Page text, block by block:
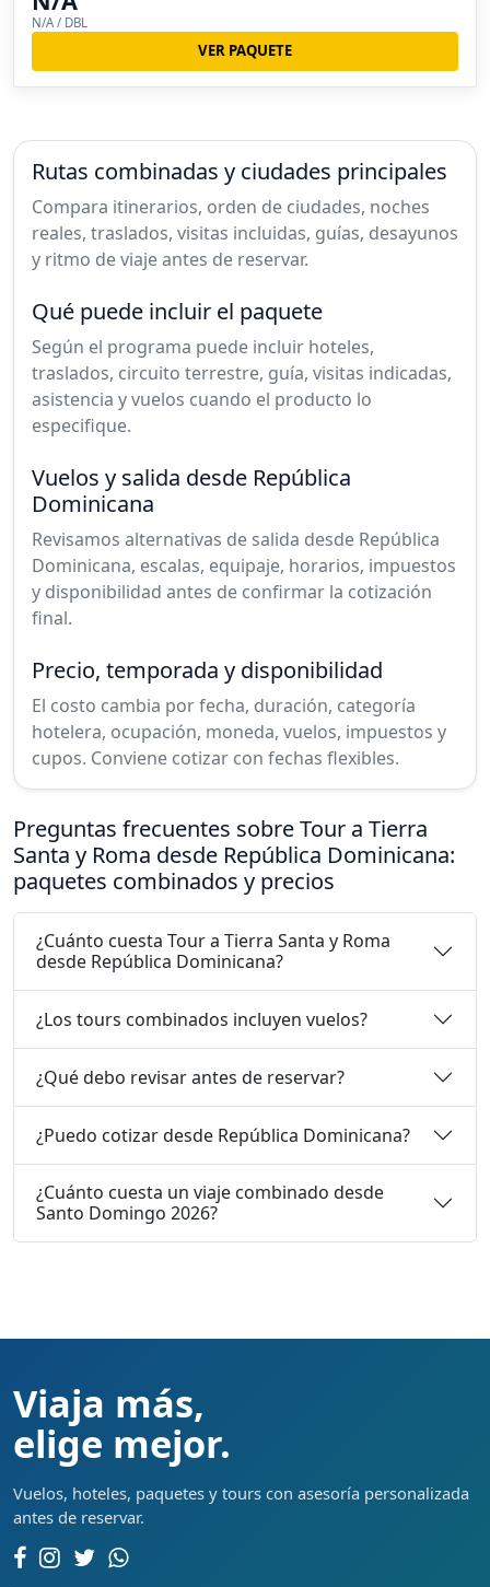
N/A / DBL
VER PAQUETE
Rutas combinadas y ciudades principales
Compara itinerarios, orden de ciudades, noches
reales, traslados, visitas incluidas, guías, desayunos
y ritmo de viaje antes de reservar.
Qué puede incluir el paquete
Según el programa puede incluir hoteles,
traslados, circuito terrestre, guía, visitas indicadas,
asistencia y vuelos cuando el producto lo
especifique.
Vuelos y salida desde República
Dominicana
Revisamos alternativas de salida desde República
Dominicana, escalas, equipaje, horarios, impuestos
y disponibilidad antes de confirmar la cotización
final.
Precio, temporada y disponibilidad
El costo cambia por fecha, duración, categoría
hotelera, ocupación, moneda, vuelos, impuestos y
cupos. Conviene cotizar con fechas flexibles.
Preguntas frecuentes sobre Tour a Tierra
Santa y Roma desde República Dominicana:
paquetes combinados y precios
¿Cuánto cuesta Tour a Tierra Santa y Roma
desde República Dominicana?
¿Los tours combinados incluyen vuelos?
¿Qué debo revisar antes de reservar?
¿Puedo cotizar desde República Dominicana?
¿Cuánto cuesta un viaje combinado desde
Santo Domingo 2026?
Viaja más,
elige mejor.
Vuelos, hoteles, paquetes y tours con asesoría personalizada
antes de reservar.